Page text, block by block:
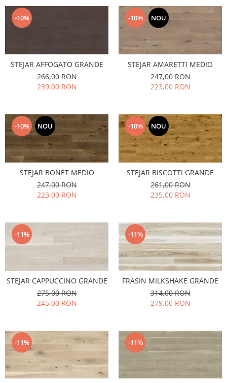
-10%
STEJAR AFFOGATO GRANDE
266,00 RON
239,00 RON
-10% NOU
STEJAR AMARETTI MEDIO
247,00 RON
223,00 RON
-10% NOU
STEJAR BONET MEDIO
247,00 RON
223,00 RON
-10% NOU
STEJAR BISCOTTI GRANDE
261,00 RON
235,00 RON
-11%
STEJAR CAPPUCCINO GRANDE
275,00 RON
245,00 RON
-11%
FRASIN MILKSHAKE GRANDE
314,00 RON
279,00 RON
-11% -11%